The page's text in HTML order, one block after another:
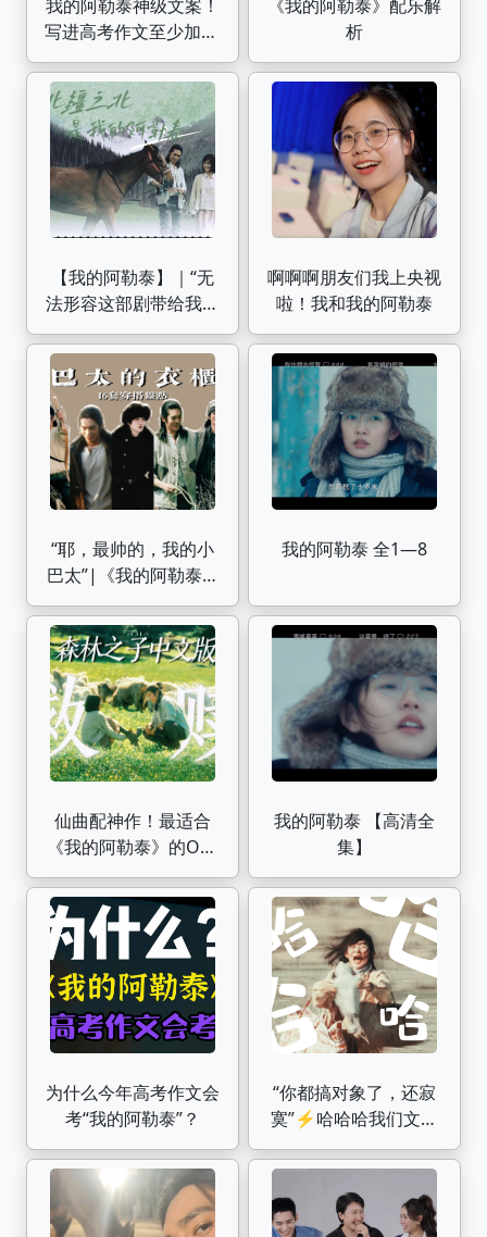
我的阿勒泰神级文案！
写进高考作文至少加10
分【作文纸条】
《我的阿勒泰》配乐解
析
【我的阿勒泰】｜“无
法形容这部剧带给我灵
魂的冲击力有多么震
撼！”
啊啊啊朋友们我上央视
啦！我和我的阿勒泰
“耶，最帅的，我的小
巴太”|《我的阿勒泰》
巴太的16套造型盘点
我的阿勒泰 全1—8
仙曲配神作！最适合
《我的阿勒泰》的OST
出现了！中文版森林之
子打开年度爆款剧
【YooA】
我的阿勒泰 【高清全
集】
为什么今年高考作文会
考“我的阿勒泰”？
“你都搞对象了，还寂
寞”⚡️哈哈哈我们文秀
谈个恋爱真的很不容
易!!!这部简直全员喜剧
人《我的阿勒泰》欢乐
向